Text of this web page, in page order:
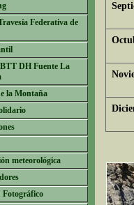
Federativa de
BTT DH Fuente La
la Montaña
meteorológica
Fotográfico